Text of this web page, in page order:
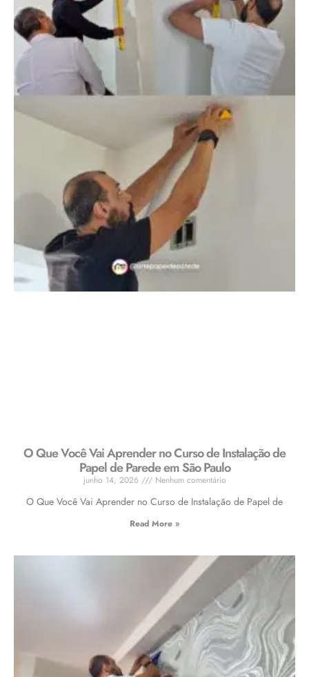
O Que Você Vai Aprender no Curso de Instalação de
Papel de Parede em São Paulo
junho 14, 2026 Nenhum comentário
O Que Você Vai Aprender no Curso de Instalação de Papel de
Read More »